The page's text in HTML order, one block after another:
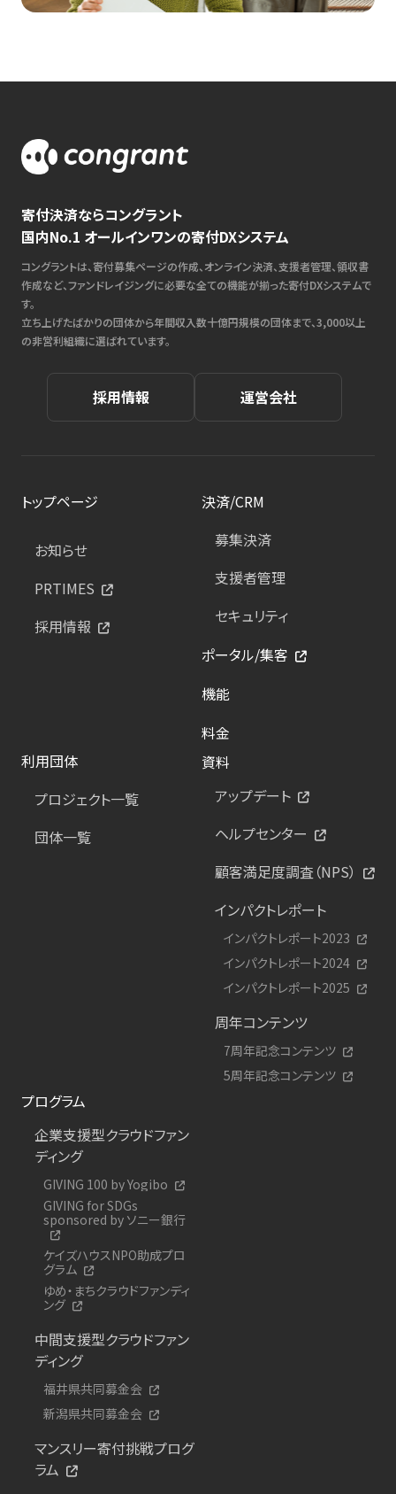
寄付決済ならコングラント
国内No.1 オールインワンの寄付DXシステム
コングラントは、寄付募集ページの作成、オンライン決済、支援者管理、領収書
作成など、ファンドレイジングに必要な全ての機能が揃った寄付DXシステムで
す。
立ち上げたばかりの団体から年間収入数十億円規模の団体まで、3,000以上
の非営利組織に選ばれています。
採用情報 運営会社
トップページ
お知らせ
PRTIMES
採用情報
決済/CRM
募集決済
支援者管理
セキュリティ
ポータル/集客
機能
料金
利用団体
プロジェクト一覧
団体一覧
資料
アップデート
ヘルプセンター
顧客満足度調査（NPS）
インパクトレポート
インパクトレポート2023
インパクトレポート2024
インパクトレポート2025
周年コンテンツ
7周年記念コンテンツ
5周年記念コンテンツ
プログラム
企業支援型クラウドファン
ディング
GIVING 100 by Yogibo
GIVING for SDGs
sponsored by ソニー銀行
ケイズハウスNPO助成プロ
グラム
ゆめ・まちクラウドファンディ
ング
中間支援型クラウドファン
ディング
福井県共同募金会
新潟県共同募金会
マンスリー寄付挑戦プログ
ラム